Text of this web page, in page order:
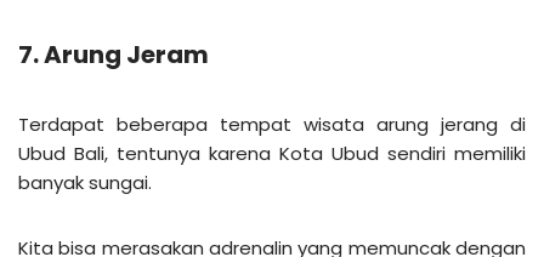
7. Arung Jeram
Terdapat beberapa tempat wisata arung jerang di
Ubud Bali, tentunya karena Kota Ubud sendiri memiliki
banyak sungai.
Kita bisa merasakan adrenalin yang memuncak dengan